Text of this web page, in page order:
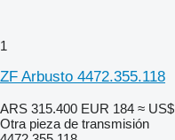
1
ZF Arbusto 4472.355.118
ARS 315.400 EUR 184 ≈
Otra pieza de transmisión